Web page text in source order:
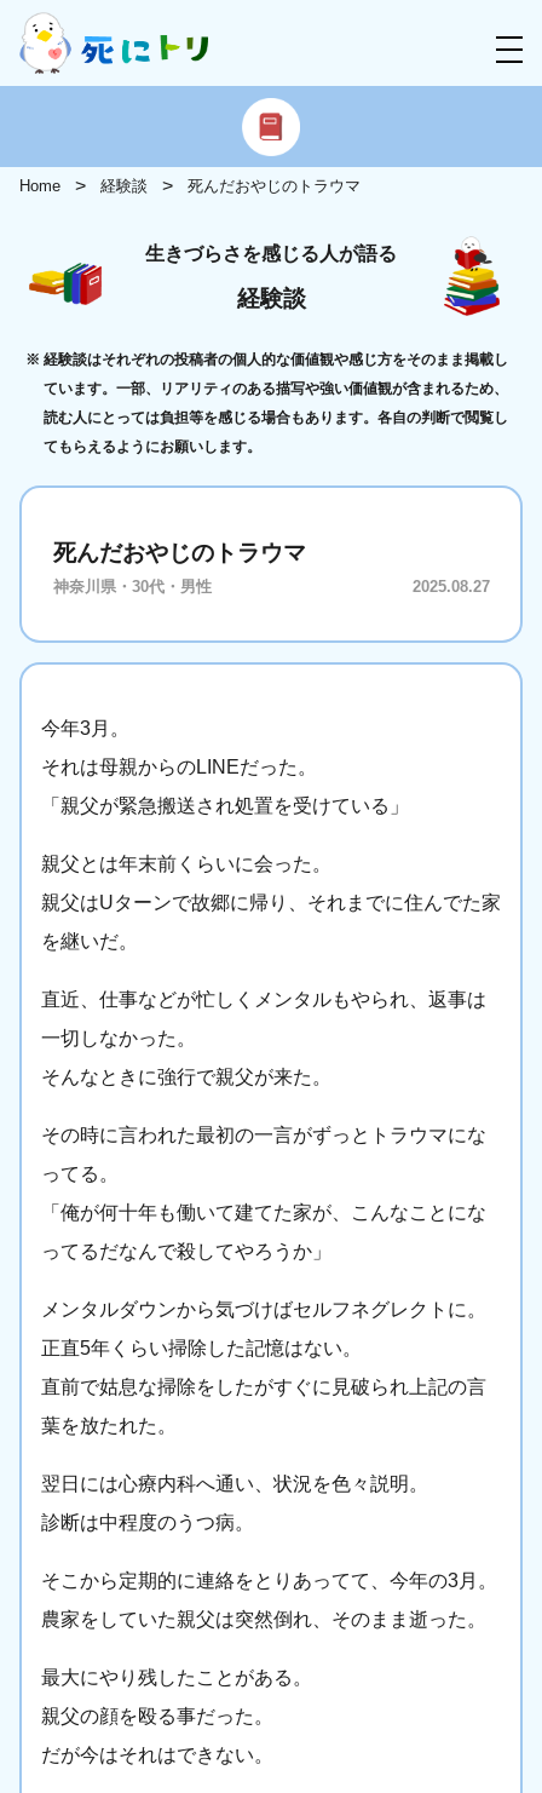
Home 経験談 死んだおやじのトラウマ
生きづらさを感じる人が語る
経験談
経験談はそれぞれの投稿者の個人的な価値観や感じ方をそのまま掲載し
ています。一部、リアリティのある描写や強い価値観が含まれるため、
読む人にとっては負担等を感じる場合もあります。各自の判断で閲覧し
てもらえるようにお願いします。
死んだおやじのトラウマ
神奈川県・30代・男性 2025.08.27
今年3月。
それは母親からのLINEだった。
「親父が緊急搬送され処置を受けている」
親父とは年末前くらいに会った。
親父はUターンで故郷に帰り、それまでに住んでた家
を継いだ。
直近、仕事などが忙しくメンタルもやられ、返事は
一切しなかった。
そんなときに強行で親父が来た。
その時に言われた最初の一言がずっとトラウマにな
ってる。
「俺が何十年も働いて建てた家が、こんなことにな
ってるだなんで殺してやろうか」
メンタルダウンから気づけばセルフネグレクトに。
正直5年くらい掃除した記憶はない。
直前で姑息な掃除をしたがすぐに見破られ上記の言
葉を放たれた。
翌日には心療内科へ通い、状況を色々説明。
診断は中程度のうつ病。
そこから定期的に連絡をとりあってて、今年の3月。
農家をしていた親父は突然倒れ、そのまま逝った。
最大にやり残したことがある。
親父の顔を殴る事だった。
だが今はそれはできない。